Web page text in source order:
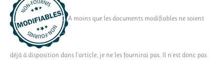
A moins que les documents modifiables ne soient
déjà à disposition dans l'article, je ne les fournirai pas. Il n'est donc pas